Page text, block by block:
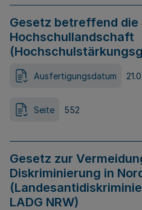
Gesetz betreffend die
Hochschullandschaft
Ausfertigungsdatum
Seite 552
Gesetz zur
Diskriminierung in
LADG NRW)